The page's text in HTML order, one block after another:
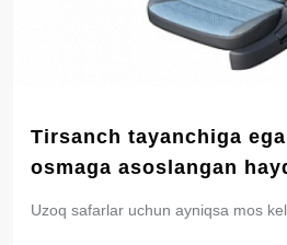
Tirsanch tayanchiga
osmaga asoslangan
Uzoq safarlar uchun ayniqsa mos